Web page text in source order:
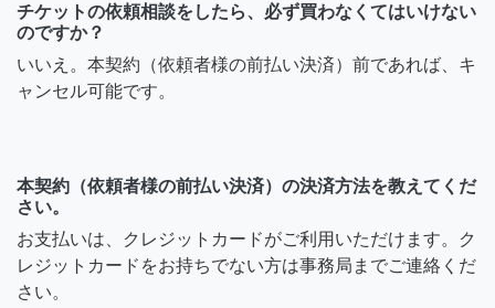
チケットの依頼相談をしたら、必ず買わなくてはいけない
のですか？
いいえ。本契約（依頼者様の前払い決済）前であれば、キ
ャンセル可能です。
本契約（依頼者様の前払い決済）の決済方法を教えてくだ
さい。
お支払いは、クレジットカードがご利用いただけます。ク
レジットカードをお持ちでない方は事務局までご連絡くだ
さい。